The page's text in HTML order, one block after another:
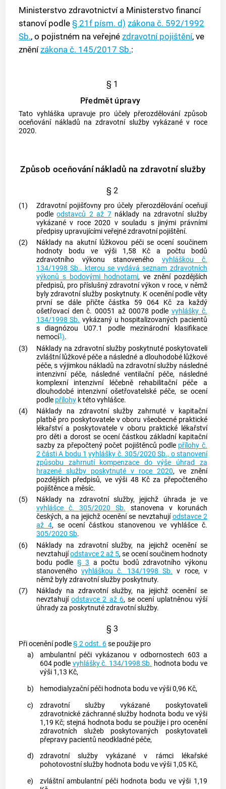
Ministerstvo zdravotnictví a Ministerstvo financí
stanoví podle§ 21f písm. d) zákona č. 592/1992
Sb., o pojistném na veřejnézdravotní pojištění, ve
zněnízákona č. 145/2017 Sb.:
§ 1
Předmět úpravy
Tato vyhláška upravuje pro účely přerozdělování způsob
oceňování nákladů na zdravotní služby vykázané v roce
2020.
Způsob oceňování nákladů na zdravotní služby
§ 2
(1)
Zdravotní pojišťovny pro účely přerozdělování oceňují
podleodstavců 2 až 7náklady na zdravotní služby
vykázané v roce 2020 v souladu s jinými právními
předpisy upravujícími veřejné zdravotní pojištění.
(2)
Náklady na akutní lůžkovou péči se ocení součinem
hodnoty bodu ve výši 1,58 Kč a počtu bodů
zdravotního výkonu stanoveného vyhláškou č.
134/1998 Sb., kterou se vydává seznam zdravotních
výkonů s bodovými hodnotami, ve znění pozdějších
předpisů, pro příslušný zdravotní výkon v roce, v němž
byly zdravotní služby poskytnuty. K ocenění podle věty
první se dále přičte částka 59 064 Kč za každý
ošetřovací den č. 00051 až 00078 podlevyhlášky č.
134/1998 Sb. vykázaný u hospitalizovaných pacientů
s diagnózou U07.1 podle mezinárodní klasifikace
nemocí1).
(3)
Náklady na zdravotní služby poskytnuté poskytovateli
zvláštní lůžkové péče a následné a dlouhodobé lůžkové
péče, s výjimkou nákladů na zdravotní služby následné
intenzivní péče, následné ventilační péče, následné
komplexní intenzivní léčebně rehabilitační péče a
dlouhodobé intenzivní ošetřovatelské péče, se ocení
podle přílohyk této vyhlášce.
(4)
Náklady na zdravotní služby zahrnuté v kapitační
platbě pro poskytovatele v oboru všeobecné praktické
lékařství a poskytovatele v oboru praktické lékařství
pro děti a dorost se ocení částkou základní kapitační
sazby za přepočtený počet pojištěnců podle přílohy č.
2 části A bodu 1 vyhlášky č. 305/2020 Sb., o stanovení
způsobu zahrnutí kompenzace do výše úhrad za
hrazené služby poskytnuté v roce 2020, ve znění
pozdějších předpisů, ve výši 48 Kč za přepočteného
pojištěnce a měsíc.
(5)
Náklady na zdravotní služby, jejichž úhrada je ve
vyhlášce č. 305/2020 Sb. stanovena v korunách
českých, a na jejichž ocenění se nevztahují odstavce 2
až 4, se ocení částkou stanovenou ve vyhlášce č.
305/2020 Sb.
(6)
Náklady na zdravotní služby, na jejichž ocenění se
nevztahujíodstavce 2 až 5, se ocení součinem hodnoty
bodu podle § 3 a počtu bodů zdravotního výkonu
stanovenéhovyhláškou č. 134/1998 Sb. v roce, v
němž byly zdravotní služby poskytnuty.
(7)
Náklady na zdravotní služby, na jejichž ocenění se
nevztahujíodstavce 2 až 6, se ocení uplatněnou výší
úhrady za poskytnuté zdravotní služby.
§ 3
Při ocenění podle§ 2 odst. 6se použije pro
a)
ambulantní péči vykázanou v odbornostech 603 a
604 podle vyhlášky č. 134/1998 Sb. hodnota bodu ve
výši 1,13 Kč,
b)
hemodialyzační péči hodnota bodu ve výši 0,96 Kč,
c)
zdravotní služby vykázané poskytovateli
zdravotnické záchranné služby hodnota bodu ve výši
1,19 Kč; stejná hodnota bodu se použije i pro ocenění
zdravotních služeb poskytovaných poskytovateli
přepravy pacientů neodkladné péče,
d)
zdravotní služby vykázané v rámci lékařské
pohotovostní služby hodnota bodu ve výši 1,05 Kč,
e)
zvláštní ambulantní péči hodnota bodu ve výši 1,19